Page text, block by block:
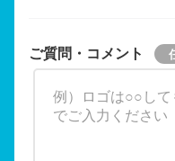
ご質問・コメント